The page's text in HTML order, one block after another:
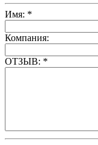
Имя: *
Компания:
ОТЗЫВ: *